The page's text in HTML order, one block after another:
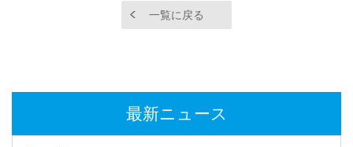
一覧に戻る
最新ニュース